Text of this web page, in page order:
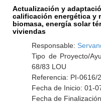
Actualización y
calificación energética y
biomasa, energía solar
viviendas
Responsable:
Tipo de Proyecto/
68/83 LOU
Referencia: PI-0616/
Fecha de Inicio: 01-
Fecha de